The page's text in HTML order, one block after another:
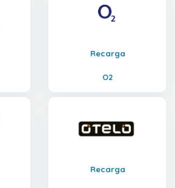
Recarga
O2
Recarga